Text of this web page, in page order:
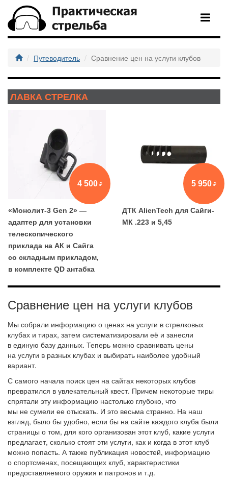
Путеводитель Сравнение цен на услуги клубов
ЛАВКА СТРЕЛКА
4 500
«Монолит-3 Gen 2» —
адаптер для установки
телескопического
приклада на АК и Сайга
со складным прикладом,
в комплекте QD антабка
5 950
ДТК AlienTech для Сайги-
МК .223 и 5,45
Сравнение цен на услуги клубов
Мы собрали информацию о ценах на услуги в стрелковых
клубах и тирах, затем систематизировали её и занесли
в единую базу данных. Теперь можно сравнивать цены
на услуги в разных клубах и выбирать наиболее удобный
вариант.
С самого начала поиск цен на сайтах некоторых клубов
превратился в увлекательный квест. Причем некоторые тиры
спрятали эту информацию настолько глубоко, что
мы не сумели ее отыскать. И это весьма странно. На наш
взгляд, было бы удобно, если бы на сайте каждого клуба были
страницы о том, для кого организован этот клуб, какие услуги
предлагает, сколько стоят эти услуги, как и когда в этот клуб
можно попасть. А также публикация новостей, информацию
о спортсменах, посещающих клуб, характеристики
предоставляемого оружия и патронов и т.д.